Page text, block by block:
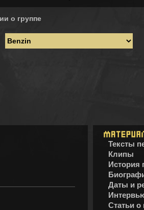
о группе
Тексты
Клипы
История
Даты и
Статьи о